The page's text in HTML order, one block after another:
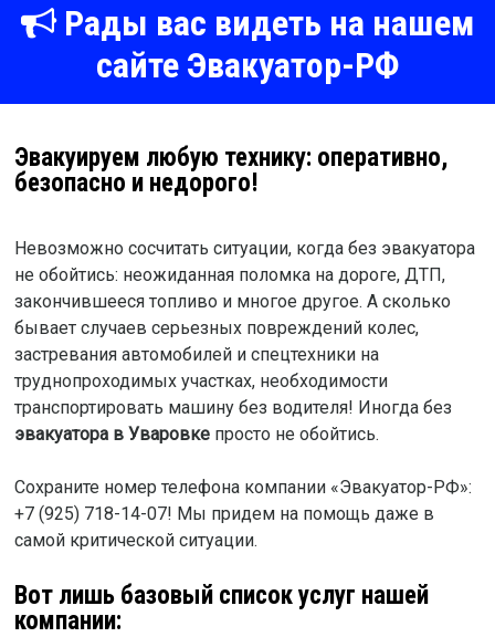
Рады вас видеть на нашем
сайте Эвакуатор-РФ
Эвакуируем любую технику: оперативно,
безопасно и недорого!
Невозможно сосчитать ситуации, когда без эвакуатора
не обойтись: неожиданная поломка на дороге, ДТП,
закончившееся топливо и многое другое. А сколько
бывает случаев серьезных повреждений колес,
застревания автомобилей и спецтехники на
труднопроходимых участках, необходимости
транспортировать машину без водителя! Иногда без
эвакуатора в Уваровкепросто не обойтись.
Сохраните номер телефона компании «Эвакуатор-РФ»:
+7 (925) 718-14-07! Мы придем на помощь даже в
самой критической ситуации.
Вот лишь базовый список услуг нашей
компании: